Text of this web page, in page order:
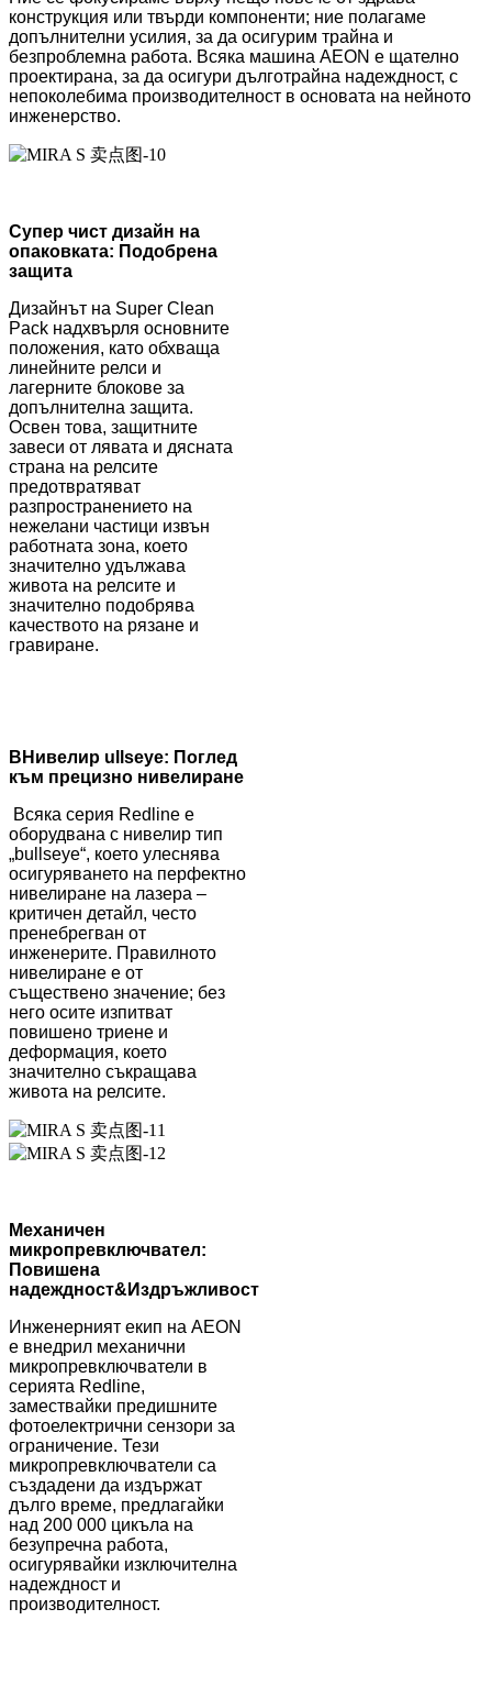
конструкция или твърди компоненти; ние полагаме
допълнителни усилия, за да осигурим трайна и
безпроблемна работа. Всяка машина AEON е щателно
проектирана, за да осигури дълготрайна надеждност, с
непоколебима производителност в основата на нейното
инженерство.
Супер чист дизайн на
опаковката: Подобрена
защита
Дизайнът на Super Clean
Pack надхвърля основните
положения, като обхваща
линейните релси и
лагерните блокове за
допълнителна защита.
Освен това, защитните
завеси от лявата и дясната
страна на релсите
предотвратяват
разпространението на
нежелани частици извън
работната зона, което
значително удължава
живота на релсите и
значително подобрява
качеството на рязане и
гравиране.
B Нивелир ullseye: Поглед
към прецизно нивелиране
Всяка серия Redline е
оборудвана с нивелир тип
„bullseye“, което улеснява
осигуряването на перфектно
нивелиране на лазера –
критичен детайл, често
пренебрегван от
инженерите. Правилното
нивелиране е от
съществено значение; без
него осите изпитват
повишено триене и
деформация, което
значително съкращава
живота на релсите.
Механичен
микропревключвател:
Повишена
надеждност& Издръжливост
Инженерният екип на AEON
е внедрил механични
микропревключватели в
серията Redline,
замествайки предишните
фотоелектрични сензори за
ограничение. Тези
микропревключватели са
създадени да издържат
дълго време, предлагайки
над 200 000 цикъла на
безупречна работа,
осигурявайки изключителна
надеждност и
производителност.